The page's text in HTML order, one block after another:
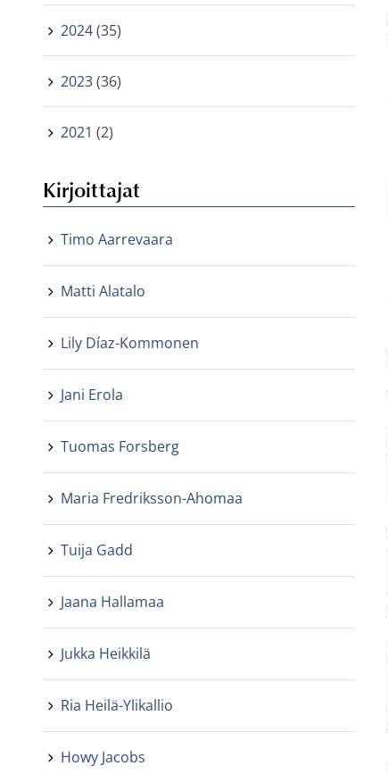
2024(35)
2023(36)
2021 (2)
Kirjoittajat
Timo Aarrevaara
Matti Alatalo
Lily Díaz-Kommonen
Jani Erola
Tuomas Forsberg
Maria Fredriksson-Ahomaa
Tuija Gadd
Jaana Hallamaa
Jukka Heikkilä
Ria Heilä-Ylikallio
Howy Jacobs